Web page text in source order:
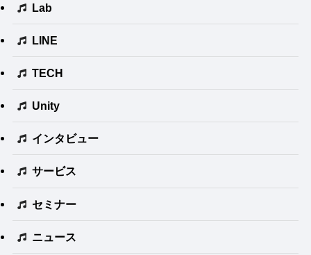
Lab
LINE
TECH
Unity
インタビュー
サービス
セミナー
ニュース